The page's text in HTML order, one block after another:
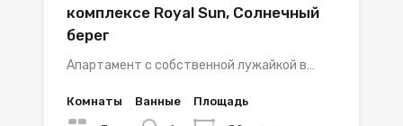
комплексе Royal Sun, Солнечный
берег
Апартамент с собственной лужайкой в…
Комнаты Ванные Площадь